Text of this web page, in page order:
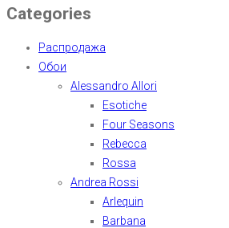
Categories
Распродажа
Обои
Alessandro Allori
Esotiche
Four Seasons
Rebecca
Rossa
Andrea Rossi
Arlequin
Barbana